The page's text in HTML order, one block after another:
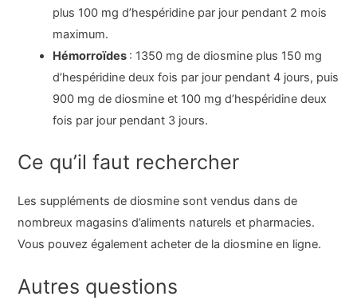
plus 100 mg d’hespéridine par jour pendant 2 mois
maximum.
Hémorroïdes : 1350 mg de diosmine plus 150 mg
d’hespéridine deux fois par jour pendant 4 jours, puis
900 mg de diosmine et 100 mg d’hespéridine deux
fois par jour pendant 3 jours.
Ce qu’il faut rechercher
Les suppléments de diosmine sont vendus dans de
nombreux magasins d’aliments naturels et pharmacies.
Vous pouvez également acheter de la diosmine en ligne.
Autres questions